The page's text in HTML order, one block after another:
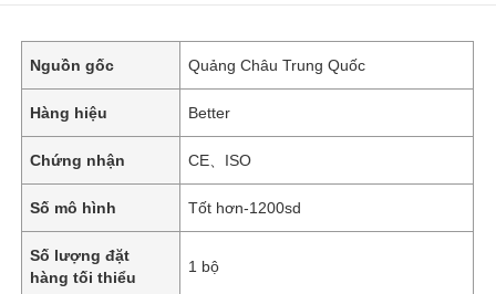
Nguồn gốc Quảng Châu Trung Quốc
Hàng hiệu Better
Chứng nhận CE、ISO
Số mô hình Tốt hơn-1200sd
Số lượng đặt
hàng tối thiểu
1 bộ